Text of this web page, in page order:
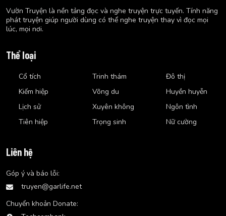
Vườn Truyện là nền tảng đọc và nghe truyện trực tuyến. Tính năng
phát truyện giúp người dùng có thể nghe truyện thay vì đọc mọi
lúc, mọi nơi.
Thể loại
Cổ tích
Kiếm hiệp
Lịch sử
Tiên hiệp
Trinh thám
Võng du
Xuyên không
Trọng sinh
Đô thị
Huyền huyễn
Ngôn tình
Nữ cường
Liên hệ
Góp ý và báo lỗi:
truyen@garlife.net
Chuyển khoản Donate: